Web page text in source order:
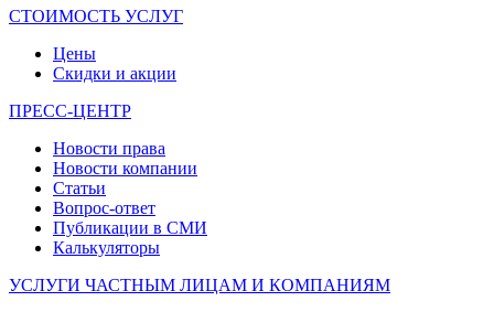
СТОИМОСТЬ УСЛУГ
Цены
Скидки и акции
ПРЕСС-ЦЕНТР
Новости права
Новости компании
Статьи
Вопрос-ответ
Публикации в СМИ
Калькуляторы
УСЛУГИ ЧАСТНЫМ ЛИЦАМ И КОМПАНИЯМ